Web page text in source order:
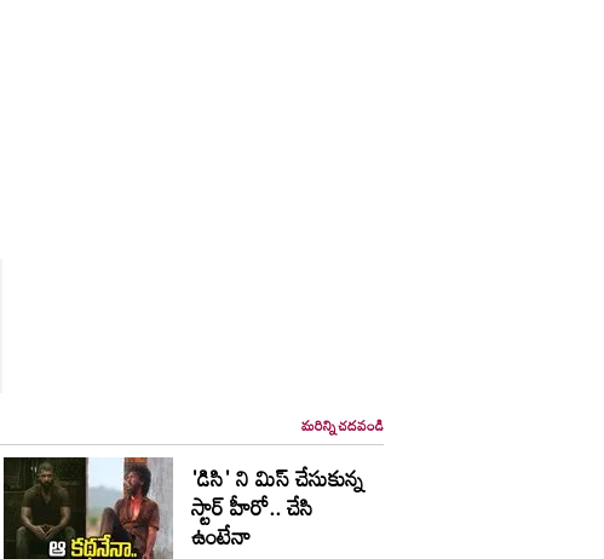
మరిన్ని చదవండి
'డిసి' ని మిస్ చేసుకున్న
స్టార్ హీరో.. చేసి
ఉంటేనా